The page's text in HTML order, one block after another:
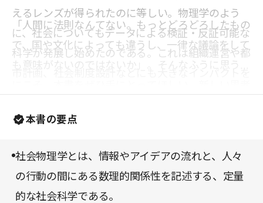
えるレンズが得られたのに等しい。物理学のよう
に、社会についてもデータによる検証・反証可能な
科学が発展し始めたのである。これは組織運営や都
与えるとされる。
「人間に法則なんてない。もっとどろどろしたもの
で、国や文化によっても違うし、一律な議論をして
も意味がないのではないか」。そんなふうに思う人
ことうけあいである。
本書の要点
社会物理学とは、情報やアイデアの流れと、人々
の行動の間にある数理的関係性を記述する、定量
的な社会科学である。